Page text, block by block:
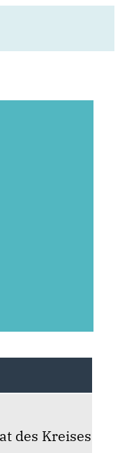
des Kreises